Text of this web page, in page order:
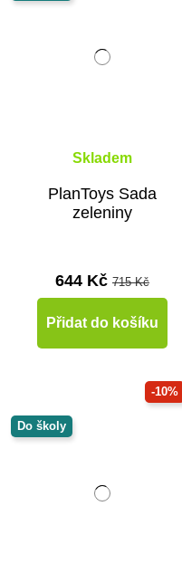
Skladem
PlanToys Sada
zeleniny
644 Kč 715 Kč
Přidat do košíku
-10%
Do školy